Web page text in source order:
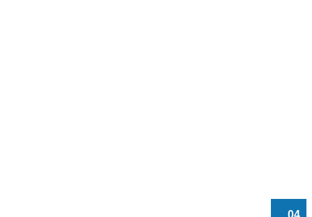
04